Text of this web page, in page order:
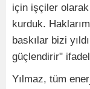
için işçiler olarak
kurduk.
baskılar bizi
güçlendirir"
Yılmaz, tüm